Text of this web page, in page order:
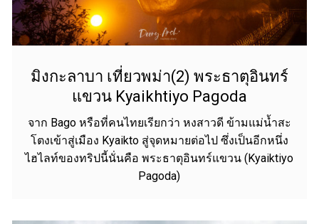
มิงกะลาบา เที่ยวพม่า(2) พระธาตุอินทร์
แขวน Kyaikhtiyo Pagoda
จาก Bago หรือที่คนไทยเรียกว่า หงสาวดี ข้ามแม่น้ำสะ
โตงเข้าสู่เมือง Kyaikto สู่จุดหมายต่อไป ซึ่งเป็นอีกหนึ่ง
ไฮไลท์ของทริปนี้นั่นคือ พระธาตุอินทร์แขวน (Kyaiktiyo
Pagoda)